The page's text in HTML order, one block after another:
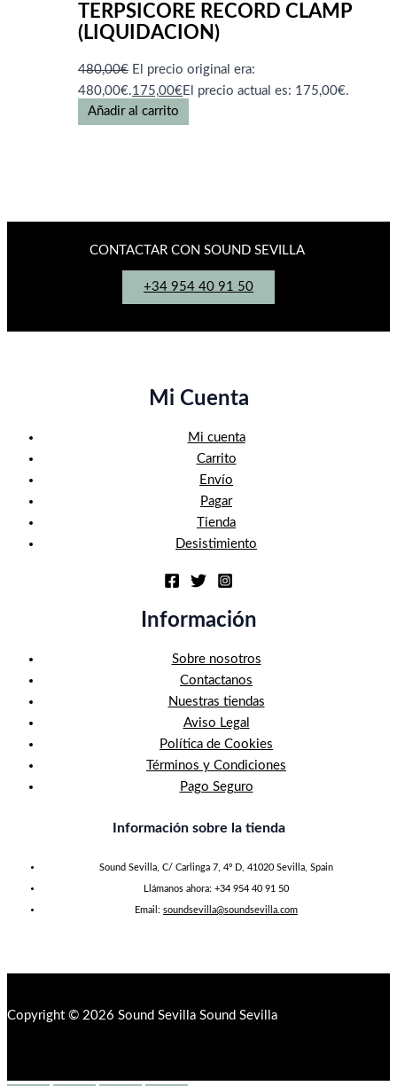
TERPSICORE RECORD CLAMP
(LIQUIDACION)
480,00€ El precio original era:
480,00€.175,00€El precio actual es: 175,00€.
Añadir al carrito
CONTACTAR CON SOUND SEVILLA
+34 954 40 91 50
Mi Cuenta
Mi cuenta
Carrito
Envío
Pagar
Tienda
Desistimiento
Información
Sobre nosotros
Contactanos
Nuestras tiendas
Aviso Legal
Política de Cookies
Términos y Condiciones
Pago Seguro
Información sobre la tienda
Sound Sevilla, C/ Carlinga 7, 4º D, 41020 Sevilla, Spain
Llámanos ahora: +34 954 40 91 50
Email: soundsevilla@soundsevilla.com
Copyright © 2026 Sound Sevilla Sound Sevilla